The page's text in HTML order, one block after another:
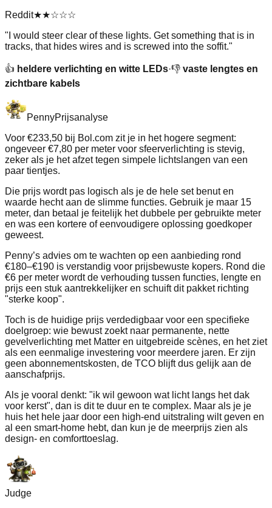
Reddit★★☆☆☆
" I would steer clear of these lights. Get something that is in
tracks, that hides wires and is screwed into the soffit."
👍 heldere verlichting en witte LEDs·👎 vaste lengtes en
zichtbare kabels
PennyPrijsanalyse
Voor €233,50 bij Bol.com zit je in het hogere segment:
ongeveer €7,80 per meter voor sfeerverlichting is stevig,
zeker als je het afzet tegen simpele lichtslangen van een
paar tientjes.
Die prijs wordt pas logisch als je de hele set benut en
waarde hecht aan de slimme functies. Gebruik je maar 15
meter, dan betaal je feitelijk het dubbele per gebruikte meter
en was een kortere of eenvoudigere oplossing goedkoper
geweest.
Penny’s advies om te wachten op een aanbieding rond
€180–€190 is verstandig voor prijsbewuste kopers. Rond die
€6 per meter wordt de verhouding tussen functies, lengte en
prijs een stuk aantrekkelijker en schuift dit pakket richting
"sterke koop".
Toch is de huidige prijs verdedigbaar voor een specifieke
doelgroep: wie bewust zoekt naar permanente, nette
gevelverlichting met Matter en uitgebreide scènes, en het ziet
als een eenmalige investering voor meerdere jaren. Er zijn
geen abonnementskosten, de TCO blijft dus gelijk aan de
aanschafprijs.
Als je vooral denkt: "ik wil gewoon wat licht langs het dak
voor kerst", dan is dit te duur en te complex. Maar als je je
huis het hele jaar door een high‑end uitstraling wilt geven en
al een smart‑home hebt, dan kun je de meerprijs zien als
design‑ en comforttoeslag.
Judge